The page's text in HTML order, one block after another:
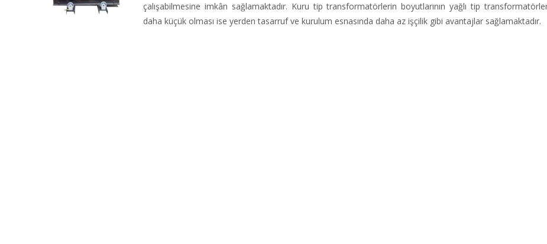
çalışabilmesine imkân sağlamaktadır. Kuru tip transformatörlerin boyutlarının yağlı tip
daha küçük olması ise yerden tasarruf ve kurulum esnasında daha az işçilik gibi avantajlar sağlamaktadır.